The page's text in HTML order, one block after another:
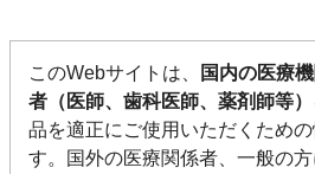
このWebサイトは、
国内の医療
者（医師、歯科医師、薬剤師等）
品を適正にご使用いただくため
す。国外の医療関係者、一般の